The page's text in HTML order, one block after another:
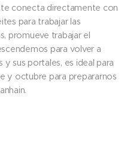
conecta directamente con
para trabajar las
promueve trabajar el
para volver a
sus portales, es ideal para
y octubre para prepararnos